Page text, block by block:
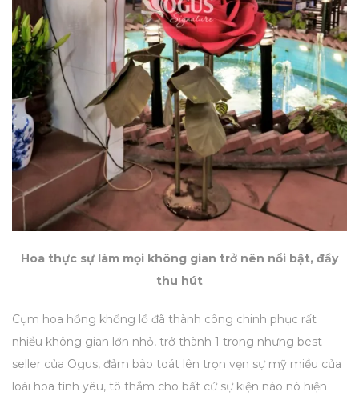
Hoa thực sự làm mọi không gian trở nên nổi bật, đầy
thu hút
Cụm hoa hồng khổng lồ đã thành công chinh phục rất
nhiều không gian lớn nhỏ, trở thành 1 trong nhưng best
seller của Ogus, đảm bảo toát lên trọn vẹn sự mỹ miều của
loài hoa tình yêu, tô thắm cho bất cứ sự kiện nào nó hiện